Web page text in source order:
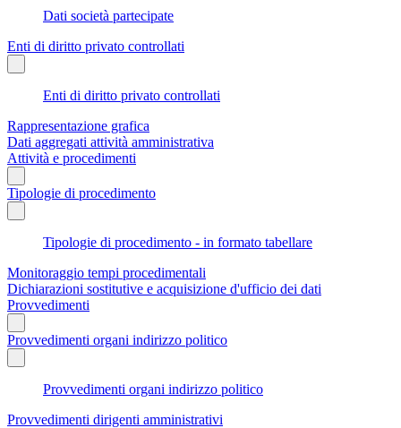
Dati società partecipate
Enti di diritto privato controllati
Enti di diritto privato controllati
Rappresentazione grafica
Dati aggregati attività amministrativa
Attività e procedimenti
Tipologie di procedimento
Tipologie di procedimento - in formato tabellare
Monitoraggio tempi procedimentali
Dichiarazioni sostitutive e acquisizione d'ufficio dei dati
Provvedimenti
Provvedimenti organi indirizzo politico
Provvedimenti organi indirizzo politico
Provvedimenti dirigenti amministrativi